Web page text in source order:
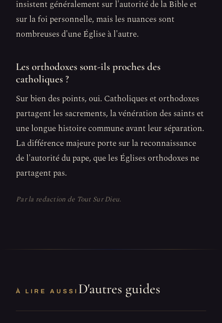
insistent généralement sur l'autorité de la Bible et
sur la foi personnelle, mais les nuances sont
nombreuses d'une Église à l'autre.
Les orthodoxes sont-ils proches des
catholiques ?
Sur bien des points, oui. Catholiques et orthodoxes
partagent les sacrements, la vénération des saints et
une longue histoire commune avant leur séparation.
La différence majeure porte sur la reconnaissance
de l'autorité du pape, que les Églises orthodoxes ne
partagent pas.
Par la redaction de Tout Sur Dieu.
À LIRE AUSSI D'autres guides